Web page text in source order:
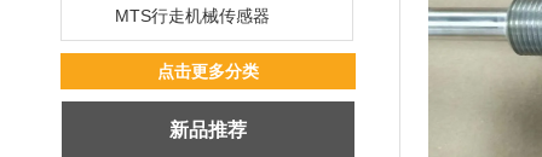
MTS行走机械传感器
点击更多分类
新品推荐